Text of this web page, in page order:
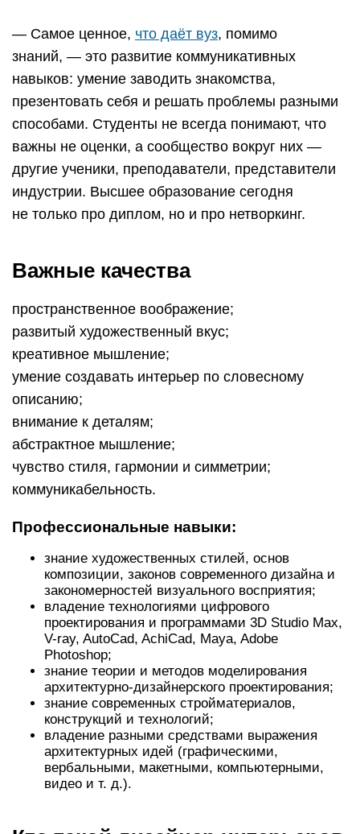
— Самое ценное, что даёт вуз, помимо
знаний, — это развитие коммуникативных
навыков: умение заводить знакомства,
презентовать себя и решать проблемы разными
способами. Студенты не всегда понимают, что
важны не оценки, а сообщество вокруг них —
другие ученики, преподаватели, представители
индустрии. Высшее образование сегодня
не только про диплом, но и про нетворкинг.
Важные качества
пространственное воображение;
развитый художественный вкус;
креативное мышление;
умение создавать интерьер по словесному
описанию;
внимание к деталям;
абстрактное мышление;
чувство стиля, гармонии и симметрии;
коммуникабельность.
Профессиональные навыки:
знание художественных стилей, основ
композиции, законов современного дизайна и
закономерностей визуального восприятия;
владение технологиями цифрового
проектирования и программами 3D Studio Max,
V-ray, AutoCad, AchiCad, Maya, Adobe
Photoshop;
знание теории и методов моделирования
архитектурно-дизайнерского проектирования;
знание современных стройматериалов,
конструкций и технологий;
владение разными средствами выражения
архитектурных идей (графическими,
вербальными, макетными, компьютерными,
видео и т. д.).